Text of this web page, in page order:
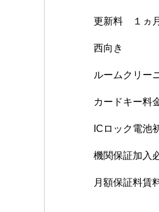
更新料 １ヵ月
西向き
ルームクリー
カードキー料
ICロック電池
機関保証加入
月額保証料賃